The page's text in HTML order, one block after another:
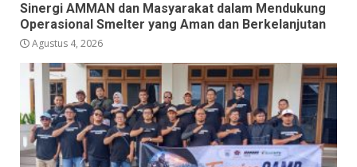
Sinergi AMMAN dan Masyarakat dalam Mendukung
Operasional Smelter yang Aman dan Berkelanjutan
Agustus 4, 2026